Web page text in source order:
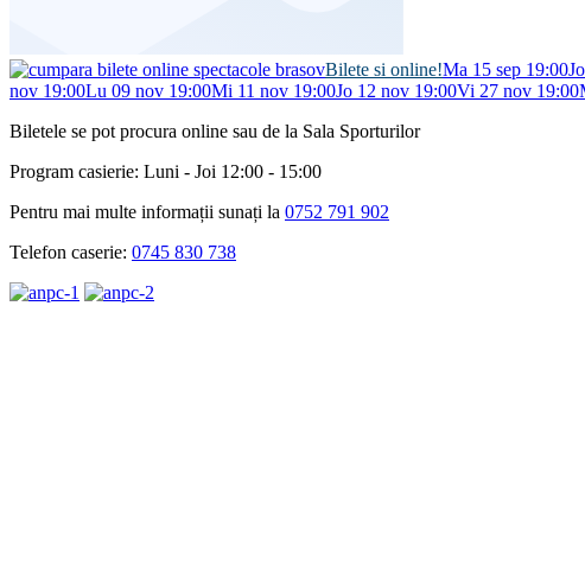
Bilete si online!Ma 15 sep 19:00
nov 19:00Lu 09 nov 19:00Mi 11 nov 19:00Jo 12 nov 19:00Vi 27 nov 19:00
Biletele se pot procura online sau de la Sala Sporturilor
Program casierie: Luni - Joi 12:00 - 15:00
Pentru mai multe informații sunați la 0752 791 902
Telefon caserie: 0745 830 738